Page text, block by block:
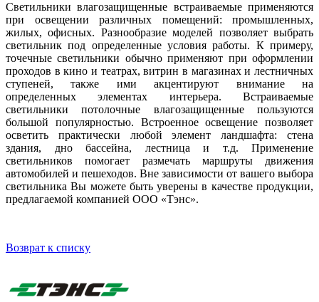
Светильники влагозащищенные встраиваемые применяются
при освещении различных помещений: промышленных,
жилых, офисных. Разнообразие моделей позволяет выбрать
светильник под определенные условия работы. К примеру,
точечные светильники обычно применяют при оформлении
проходов в кино и театрах, витрин в магазинах и лестничных
ступеней, также ими акцентируют внимание на
определенных элементах интерьера. Встраиваемые
светильники потолочные влагозащищенные пользуются
большой популярностью. Встроенное освещение позволяет
осветить практически любой элемент ландшафта: стена
здания, дно бассейна, лестница и т.д. Применение
светильников помогает размечать маршруты движения
автомобилей и пешеходов. Вне зависимости от вашего выбора
светильника Вы можете быть уверены в качестве продукции,
предлагаемой компанией ООО «Тэнс».
Возврат к списку